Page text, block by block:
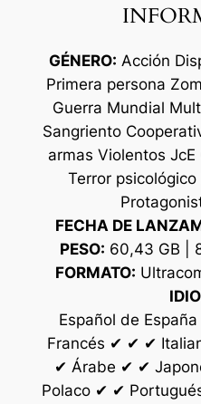
GÉNERO: Acción
Primera persona
Guerra Mundial
Sangriento
armas Violentos
Terror
FECHA DE
PESO: 60,43 GB |
FORMATO:
Español de
Francés ✔ ✔ ✔
✔ Árabe ✔ ✔
Polaco ✔ ✔